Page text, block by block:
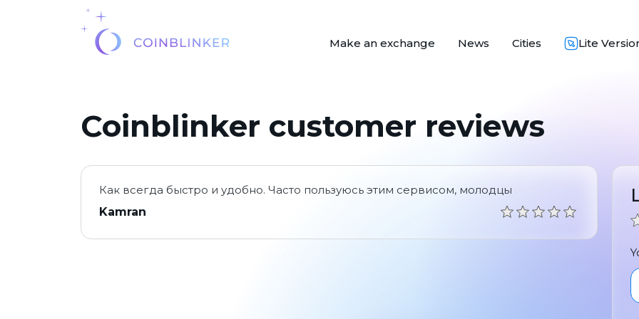
Make an exchange News Cities Lite
Coinblinker customer reviews
Как всегда быстро и удобно. Часто пользуюсь этим сервисом, молодцы
Kamran